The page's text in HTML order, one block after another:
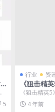
5
行业 资
《狙击精
万人 “爆
《狙击精英
的二战题材
022年...
4 年前